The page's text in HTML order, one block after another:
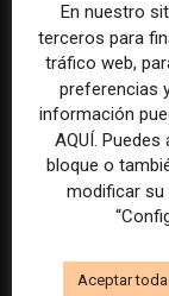
La Marea cierra
superávit, pero su
cooperativa
euros
En nuestro
terceros para
tráfico web,
preferencias
información
AQUÍ.
bloque o
modificar su
Aceptar